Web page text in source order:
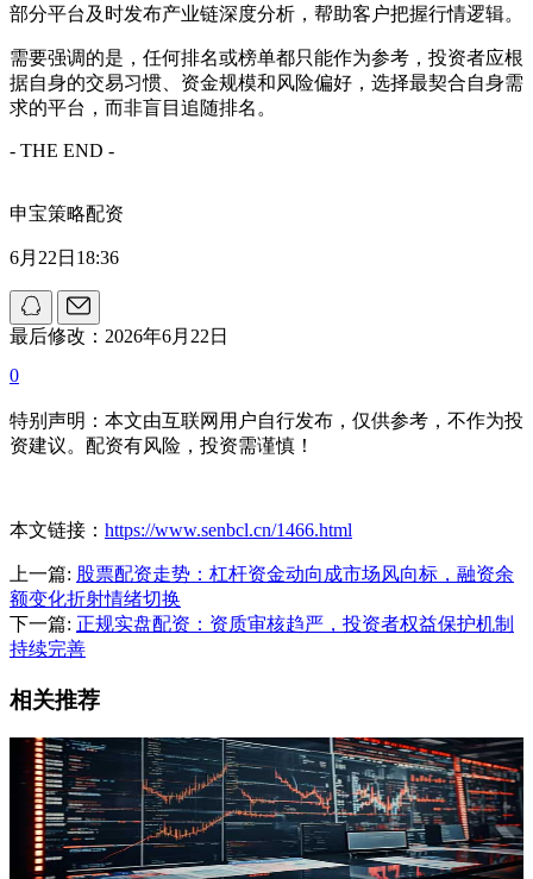
部分平台及时发布产业链深度分析，帮助客户把握行情逻辑。
需要强调的是，任何排名或榜单都只能作为参考，投资者应根
据自身的交易习惯、资金规模和风险偏好，选择最契合自身需
求的平台，而非盲目追随排名。
- THE END -
申宝策略配资
6月22日18:36
最后修改：2026年6月22日
0
特别声明：本文由互联网用户自行发布，仅供参考，不作为投
资建议。配资有风险，投资需谨慎！
本文链接： https://www.senbcl.cn/1466.html
上一篇: 股票配资走势：杠杆资金动向成市场风向标，融资余
额变化折射情绪切换
下一篇: 正规实盘配资：资质审核趋严，投资者权益保护机制
持续完善
相关推荐